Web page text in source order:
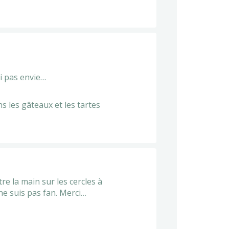
pas envie…
les gâteaux et les tartes
la main sur les cercles à
suis pas fan. Merci…